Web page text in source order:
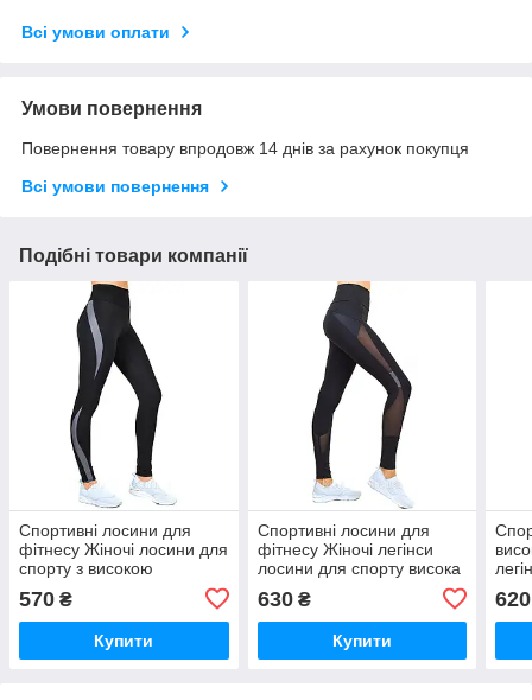
Всі умови оплати
Умови повернення
Повернення товару впродовж 14 днів за рахунок покупця
Всі умови повернення
Подібні товари компанії
Спортивні лосини для
фітнесу Жіночі лосини для
спорту з високою
посадкою Одяг для йоги
570 ₴
Купити
Спортивні лосини для
фітнесу Жіночі легінси
лосини для спорту висока
Valeri 1221
630₴
Купити
620